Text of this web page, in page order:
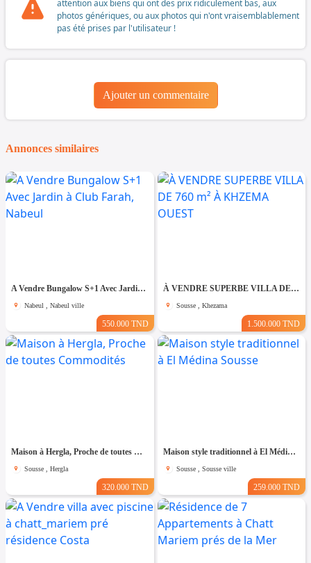
attention aux biens qui ont des prix ridiculement bas, aux
photos génériques, ou aux photos qui n'ont vraisemblablement
pas été prises par l'utilisateur !
Ajouter un commentaire
Annonces similaires
A Vendre Bungalow S+1 Avec Jardin à Club Farah, Nabeul
Nabeul , Nabeul ville
550.000 TND
À VENDRE SUPERBE VILLA DE 760 m² À KHZEMA OUEST
Sousse , Khezama
1.500.000 TND
Maison à Hergla, Proche de toutes Commodités
Sousse , Hergla
320.000 TND
Maison style traditionnel à El Médina Sousse
Sousse , Sousse ville
259.000 TND